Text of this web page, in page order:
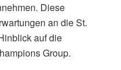
Diese
an die St.
auf die
Group.